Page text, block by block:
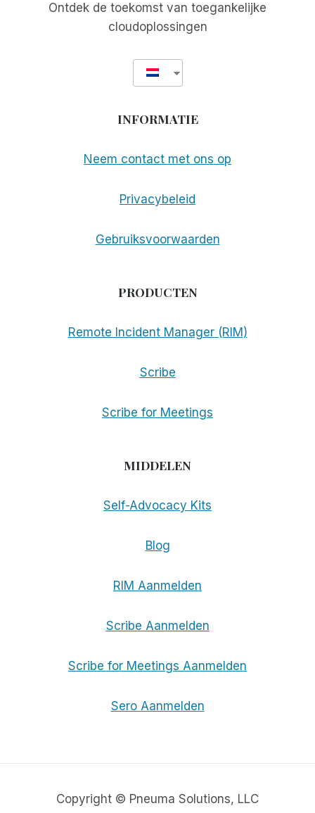
Ontdek de toekomst van toegankelijke
cloudoplossingen
INFORMATIE
Neem contact met ons op
Privacybeleid
Gebruiksvoorwaarden
PRODUCTEN
Remote Incident Manager (RIM)
Scribe
Scribe for Meetings
MIDDELEN
Self-Advocacy Kits
Blog
RIM Aanmelden
Scribe Aanmelden
Scribe for Meetings Aanmelden
Sero Aanmelden
Copyright © Pneuma Solutions, LLC